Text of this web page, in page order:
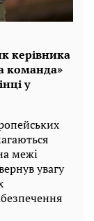
керівника
команда»
у
межі
увагу